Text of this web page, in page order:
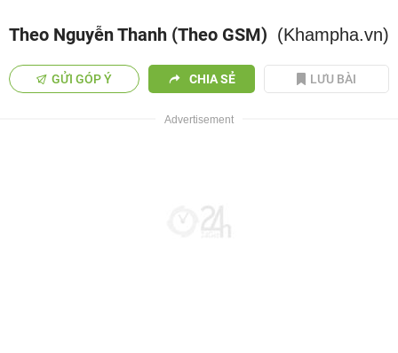
Theo Nguyễn Thanh (Theo GSM) (Khampha.vn)
GỬI GÓP Ý CHIA SẺ LƯU BÀI